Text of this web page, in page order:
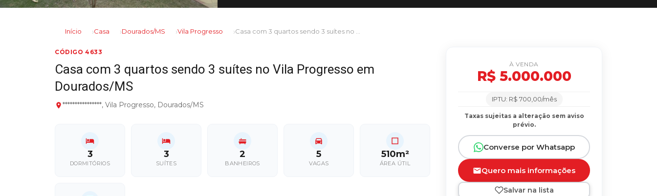
Início Casa Dourados/MS Vila Progresso
CÓDIGO 4633
Casa com 3 quartos sendo 3 suítes no Vila Progresso em
Dourados/MS
****************, Vila Progresso, Dourados/MS
3
DORMITÓRIOS
3
SUÍTES
2
BANHEIROS
5
VAGAS
510m²
ÁREA ÚTIL
À VENDA
R$ 5.000.000
IPTU: R$ 700,00/mês
Taxas sujeitas a alteração sem aviso
prévio.
Converse por Whatsapp
Quero mais informações
Salvar na lista